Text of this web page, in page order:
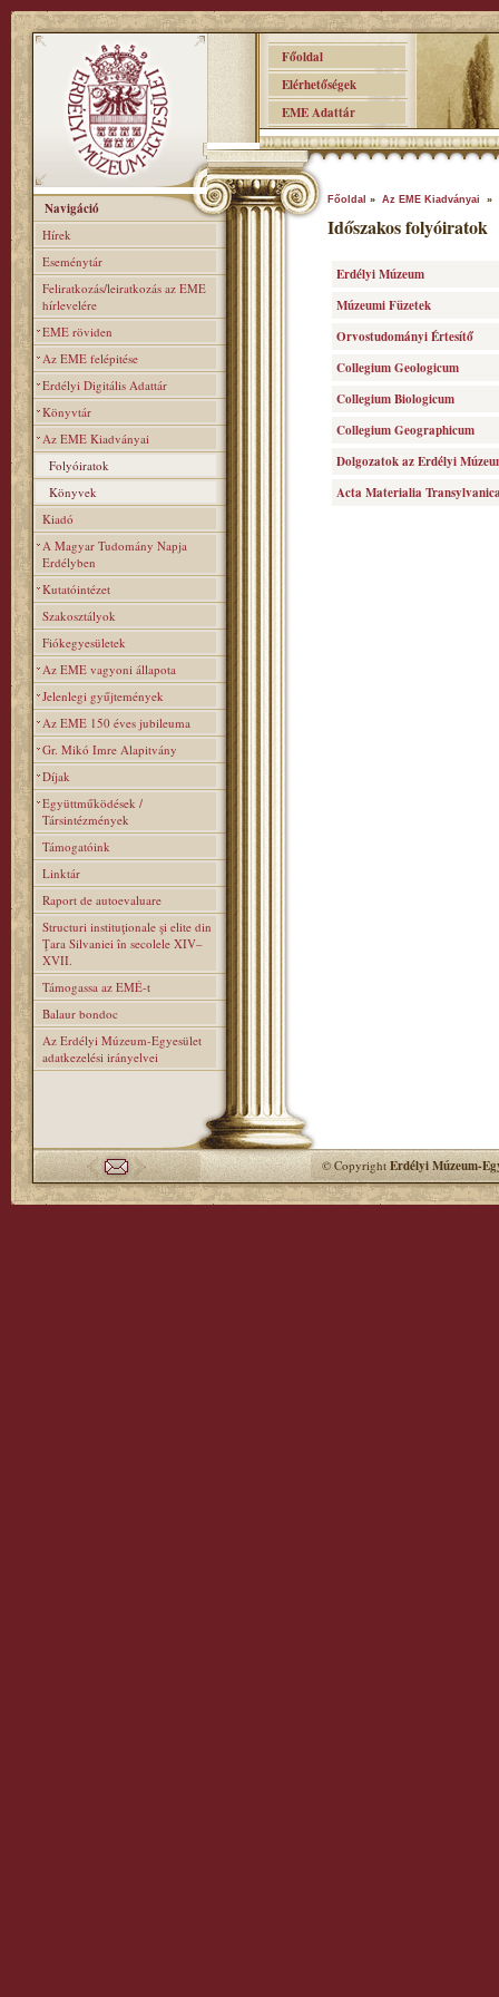
Főoldal
Elérhetőségek
EME Adattár
Navigáció
Hírek
Eseménytár
Feliratkozás/leiratkozás az EME
hírlevelére
EME röviden
Az EME felépitése
Erdélyi Digitális Adattár
Könyvtár
Az EME Kiadványai
Folyóiratok
Könyvek
Kiadó
A Magyar Tudomány Napja
Erdélyben
Kutatóintézet
Szakosztályok
Fiókegyesületek
Az EME vagyoni állapota
Jelenlegi gyűjtemények
Az EME 150 éves jubileuma
Gr. Mikó Imre Alapitvány
Díjak
Együttműködések /
Társintézmények
Támogatóink
Linktár
Raport de autoevaluare
Structuri instituţionale şi elite din
Ţara Silvaniei în secolele XIV–
XVII.
Támogassa az EMÉ-t
Balaur bondoc
Az Erdélyi Múzeum-Egyesület
adatkezelési irányelvei
Főoldal » Az EME Kiadványai »
Időszakos folyóiratok
Erdélyi Múzeum
Múzeumi Füzetek
Orvostudományi Értesí­tő
Collegium Geologicum
Collegium Biologicum
Collegium Geographicum
Dolgozatok az Erdélyi
Acta Materialia
© CopyrightErdélyi Múzeum-